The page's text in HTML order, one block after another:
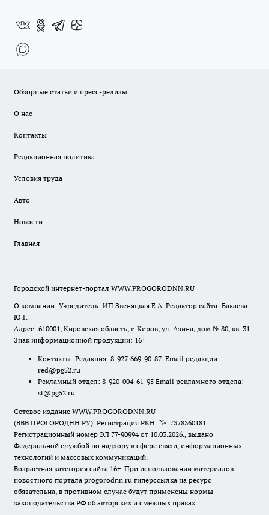
Обзорные статьи и пресс-релизы
О нас
Контакты
Редакционная политика
Условия труда
Авто
Новости
Главная
Городской интернет-портал WWW.PROGORODNN.RU
О компании: Учредитель: ИП Звеняцкая Е.А. Редактор сайта: Бакаева
Ю.Г.
Адрес: 610001, Кировская область, г. Киров, ул. Азина, дом № 80, кв. 31
Знак информационной продукции: 16+
Контакты: Редакция: 8-927-669-90-87 Email редакции:
red@pg52.ru
Рекламный отдел: 8-920-004-61-95 Email рекламного отдела:
st@pg52.ru
Сетевое издание WWW.PROGORODNN.RU
(ВВВ.ПРОГОРОДНН.РУ). Регистрация РКН: №: 7378360181.
Регистрационный номер ЭЛ 77-90994 от 10.03.2026., выдано
Федеральной службой по надзору в сфере связи, информационных
технологий и массовых коммуникаций.
Возрастная категория сайта 16+. При использовании материалов
новостного портала progorodnn.ru гиперссылка на ресурс
обязательна, в противном случае будут применены нормы
законодательства РФ об авторских и смежных правах.